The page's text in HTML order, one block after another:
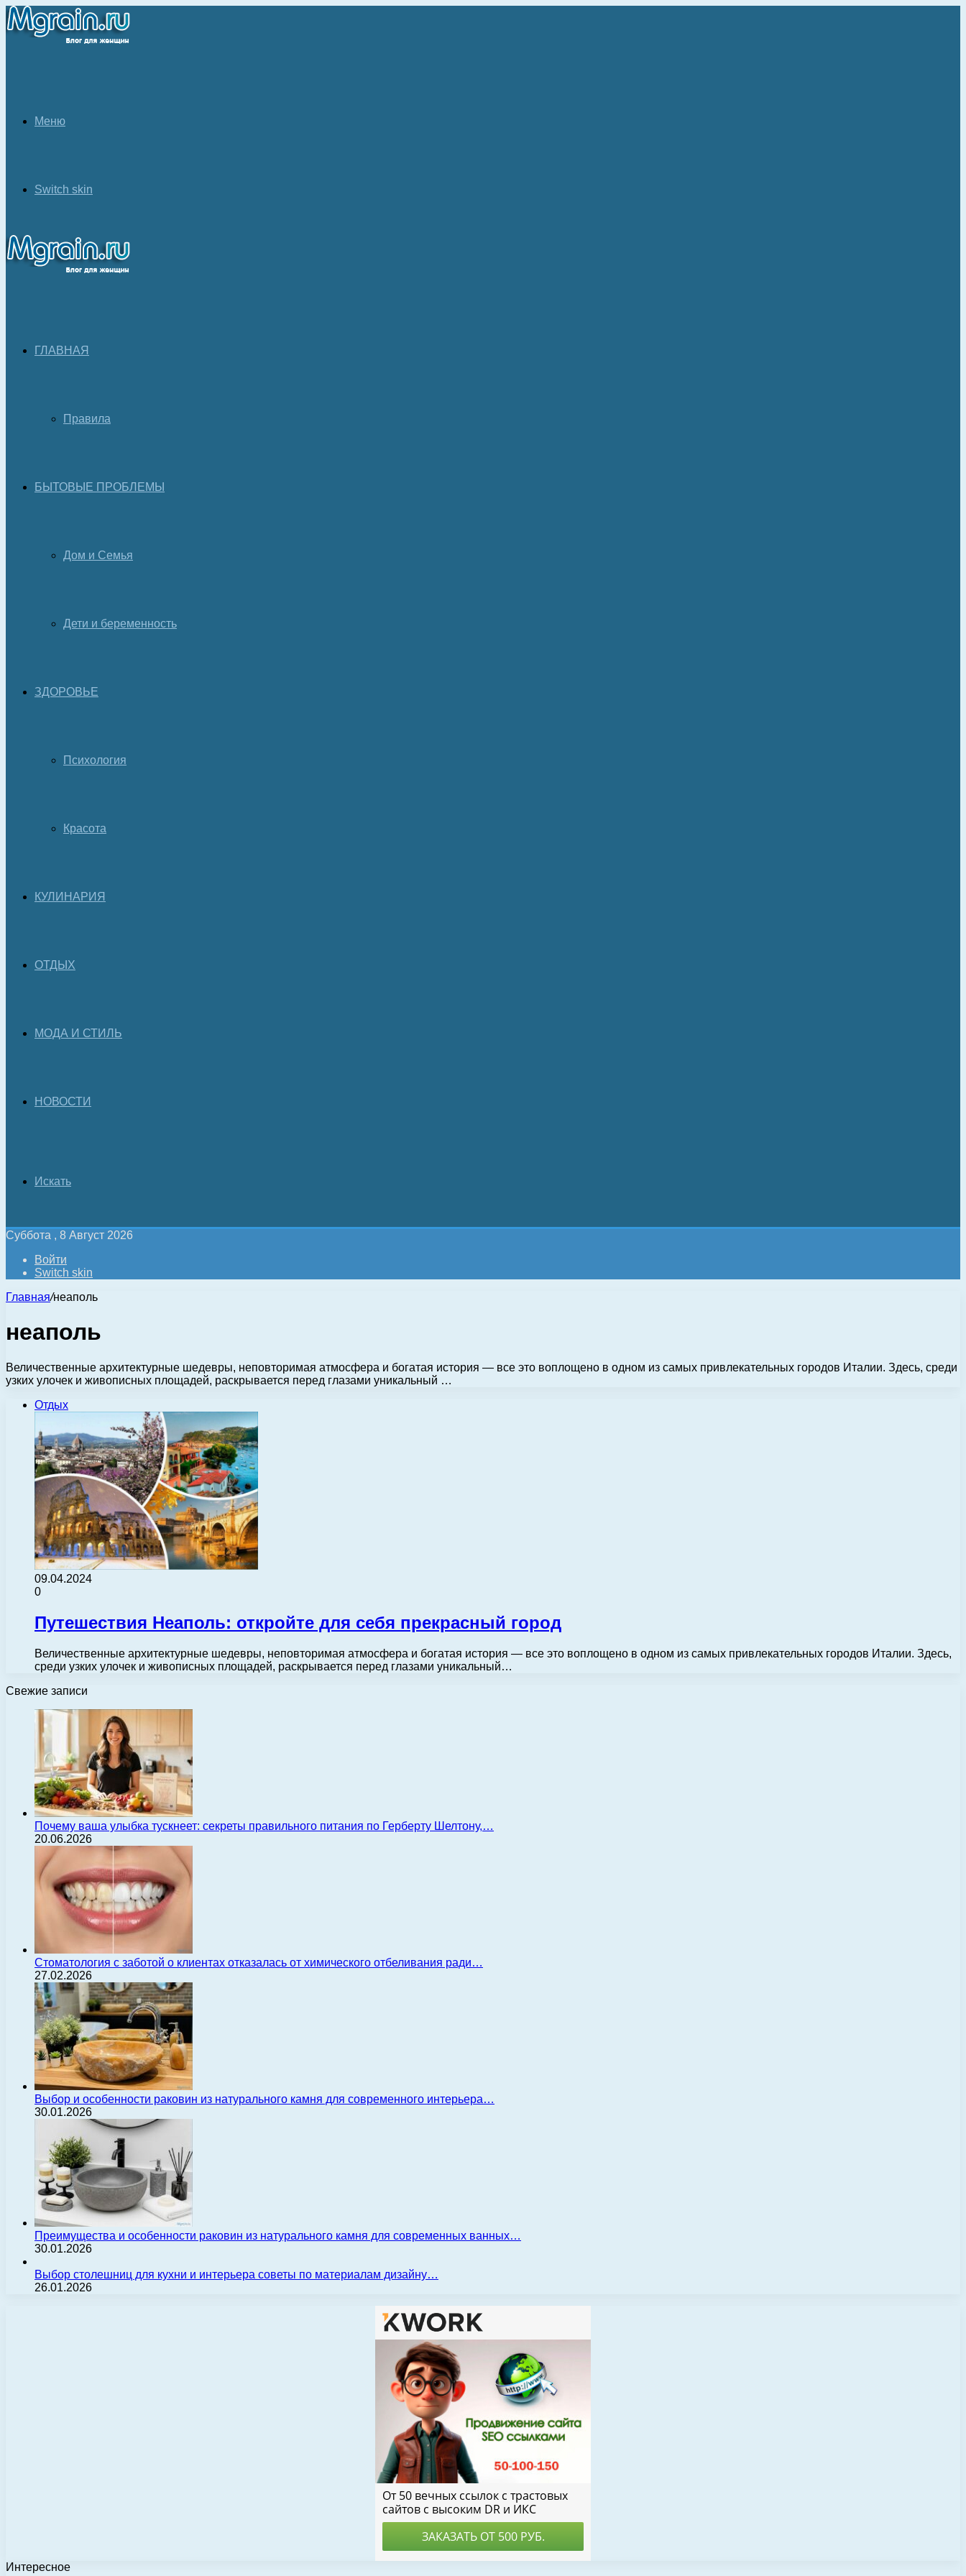
Меню
Switch skin
ГЛАВНАЯ
Правила
БЫТОВЫЕ ПРОБЛЕМЫ
Дом и Семья
Дети и беременность
ЗДОРОВЬЕ
Психология
Красота
КУЛИНАРИЯ
ОТДЫХ
МОДА И СТИЛЬ
НОВОСТИ
Искать
Суббота , 8 Август 2026
Войти
Switch skin
Главная/неаполь
неаполь
Величественные архитектурные шедевры, неповторимая атмосфера и богатая история — все это воплощено в одном из самых привлекательных городов Италии. Здесь, среди
узких улочек и живописных площадей, раскрывается перед глазами уникальный …
Отдых
09.04.2024
0
Путешествия Неаполь: откройте для себя прекрасный город
Величественные архитектурные шедевры, неповторимая атмосфера и богатая история — все это воплощено в одном из самых привлекательных городов Италии. Здесь,
среди узких улочек и живописных площадей, раскрывается перед глазами уникальный…
Свежие записи
Почему ваша улыбка тускнеет: секреты правильного питания по Герберту Шелтону,…
20.06.2026
Стоматология с заботой о клиентах отказалась от химического отбеливания ради…
27.02.2026
Выбор и особенности раковин из натурального камня для современного интерьера…
30.01.2026
Преимущества и особенности раковин из натурального камня для современных ванных…
30.01.2026
Выбор столешниц для кухни и интерьера советы по материалам дизайну…
26.01.2026
Интересное